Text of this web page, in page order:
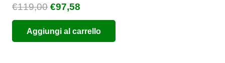
€119,00 Il
prezzo
originale
era:
€97,58
prezzo
attuale
è:
Aggiungi al carrello